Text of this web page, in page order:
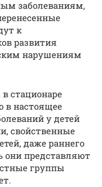
заболеваниям,
к
развития
нарушениям
стационаре
в настоящее
у детей
свойственные
даже раннего
они представляют
группы